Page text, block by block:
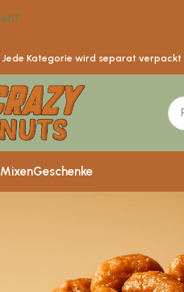
Jede Kategorie wird separat
MixenGeschenke